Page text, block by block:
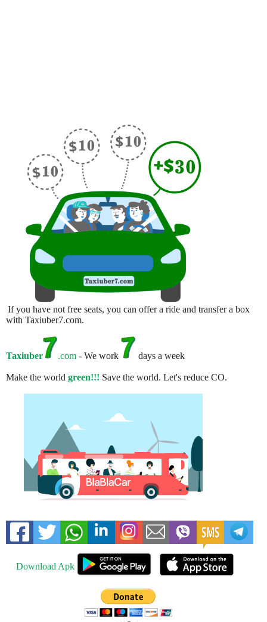
If you have not free seats, you can offer a ride and transfer a box
with Taxiuber7.com.
Taxiuber .com - We work days a week
Make the world green!!! Save the world. Let's reduce CO.
Download Apk